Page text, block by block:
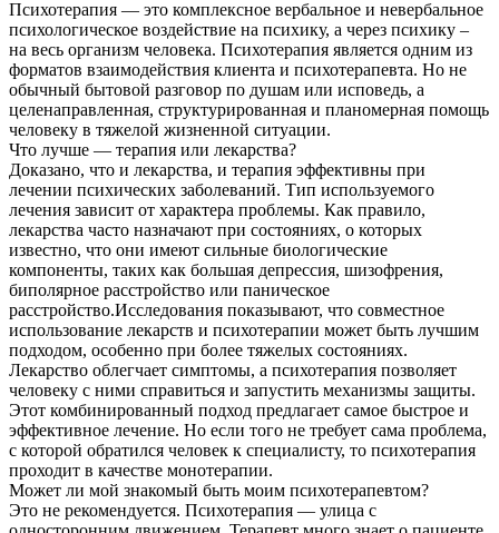
Психотерапия — это комплексное вербальное и невербальное
психологическое воздействие на психику, а через психику –
на весь организм человека. Психотерапия является одним из
форматов взаимодействия клиента и психотерапевта. Но не
обычный бытовой разговор по душам или исповедь, а
целенаправленная, структурированная и планомерная помощь
человеку в тяжелой жизненной ситуации.
Что лучше — терапия или лекарства?
Доказано, что и лекарства, и терапия эффективны при
лечении психических заболеваний. Тип используемого
лечения зависит от характера проблемы. Как правило,
лекарства часто назначают при состояниях, о которых
известно, что они имеют сильные биологические
компоненты, таких как большая депрессия, шизофрения,
биполярное расстройство или паническое
расстройство.Исследования показывают, что совместное
использование лекарств и психотерапии может быть лучшим
подходом, особенно при более тяжелых состояниях.
Лекарство облегчает симптомы, а психотерапия позволяет
человеку с ними справиться и запустить механизмы защиты.
Этот комбинированный подход предлагает самое быстрое и
эффективное лечение. Но если того не требует сама проблема,
с которой обратился человек к специалисту, то психотерапия
проходит в качестве монотерапии.
Может ли мой знакомый быть моим психотерапевтом?
Это не рекомендуется. Психотерапия — улица с